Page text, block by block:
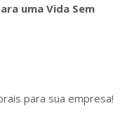
uma Vida Sem
para sua empresa!